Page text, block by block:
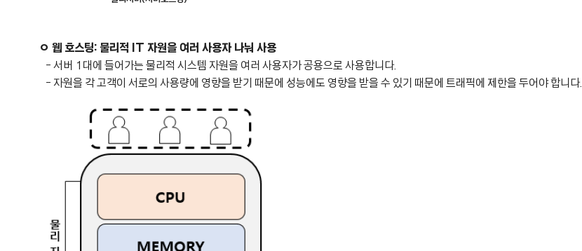
ㅇ 웹 호스팅: 물리적 IT 자원을 여러 사용자 나눠 사용
- 서버 1대에 들어가는 물리적 시스템 자원을 여러 사용자가 공용으로 사용합니다.
- 자원을 각 고객이 서로의 사용량에 영향을 받기 때문에 성능에도 영향을 받을 수 있기 때문에 트래픽에 제한을 두어야 합니다.